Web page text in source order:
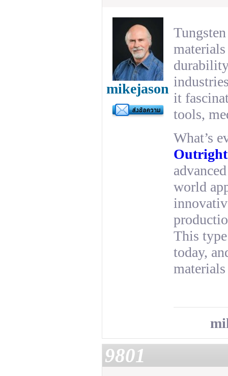
mikejason
it
tools,
What’s
Outright
world
This
today,
9801